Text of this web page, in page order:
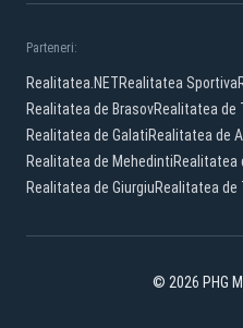
Parteneri:
Realitatea.NETRealitatea Sportiva
Realitatea de BrasovRealitatea de
Realitatea de GalatiRealitatea de
Realitatea de MehedintiRealitatea
Realitatea de GiurgiuRealitatea de
© 2026 PHG